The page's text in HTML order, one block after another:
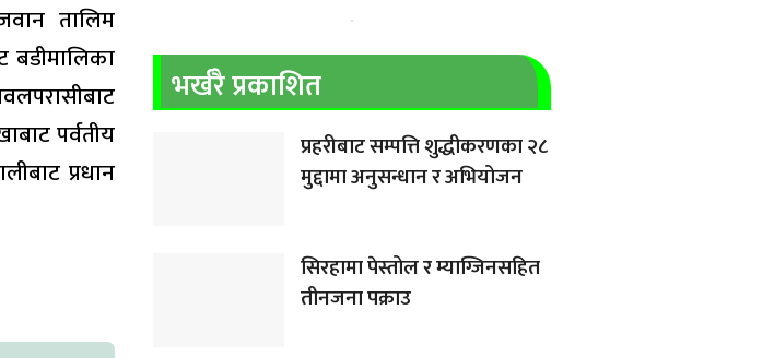
तालिम
बडीमालिका
पर्वतीय
प्रधान
भर्खरै प्रकाशित
प्रहरीबाट सम्पत्ति शुद्धीकरणका २८
मुद्दामा अनुसन्धान र अभियोजन
सिरहामा पेस्तोल र म्याग्जिनसहित
तीनजना पक्राउ